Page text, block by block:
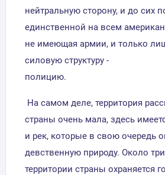
нейтральную сторону, и до сих
единственной на всем
не имеющая армии, и только
силовую структуру -
На самом деле, территория
страны очень мала, здесь
и рек, которые в свою очередь
девственную природу. Около
территории страны охраняется